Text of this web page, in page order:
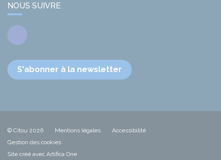
NOUS SUIVRE
Facebook
S'abonner à la newsletter
© Citou 2026 Mentions légales
Accessibilité
Gestion des cookies
Site créé avec Artifica One